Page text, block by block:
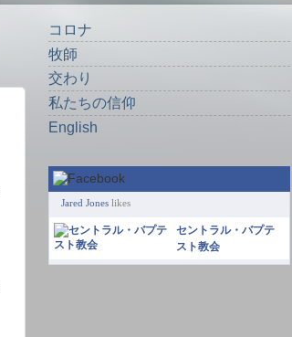
コロナ
牧師
交わり
私たちの信仰
English
Jared Jones likes
セントラル・バプテ
スト教会